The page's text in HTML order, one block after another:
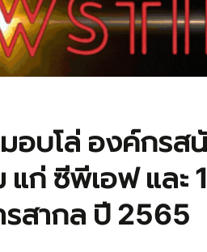
มอบโล่ องค์กร
แก่ ซีพีเอฟ และ
สากล ปี 2565